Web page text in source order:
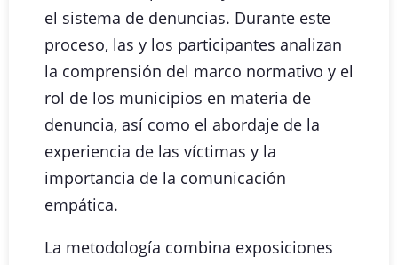
el sistema de denuncias. Durante este
proceso, las y los participantes analizan
la comprensión del marco normativo y el
rol de los municipios en materia de
denuncia, así como el abordaje de la
experiencia de las víctimas y la
importancia de la comunicación
empática.
La metodología combina exposiciones